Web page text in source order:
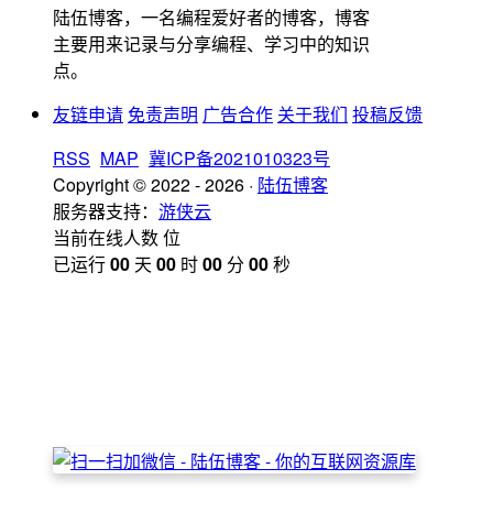
陆伍博客，一名编程爱好者的博客，博客
主要用来记录与分享编程、学习中的知识
点。
友链申请 免责声明 广告合作 关于我们 投稿反馈
RSS MAP 冀ICP备2021010323号
Copyright © 2022 - 2026 · 陆伍博客
服务器支持： 游侠云
当前在线人数位
已运行00 天 00 时00 分 00秒